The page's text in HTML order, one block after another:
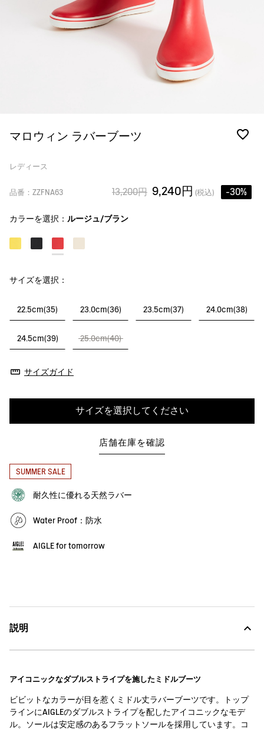
マロウィン ラバーブーツ
レディース
品番：ZZFNA63 13,200円 9,240円 (税込) -30%
カラーを選択： ルージュ/ブラン
サイズを選択：
22.5cm(35) 23.0cm(36) 23.5cm(37) 24.0cm(38)
24.5cm(39) 25.0cm(40)
サイズガイド
サイズを選択してください
店舗在庫を確認
SUMMER SALE
耐久性に優れる天然ラバー
Water Proof：防水
AIGLE for tomorrow
説明
アイコニックなダブルストライプを施したミドルブーツ
ビビットなカラーが目を惹くミドル丈ラバーブーツです。トップ
ラインにAIGLEのダブルストライプを配したアイコニックなモデ
ル。ソールは安定感のあるフラットソールを採用しています。コ